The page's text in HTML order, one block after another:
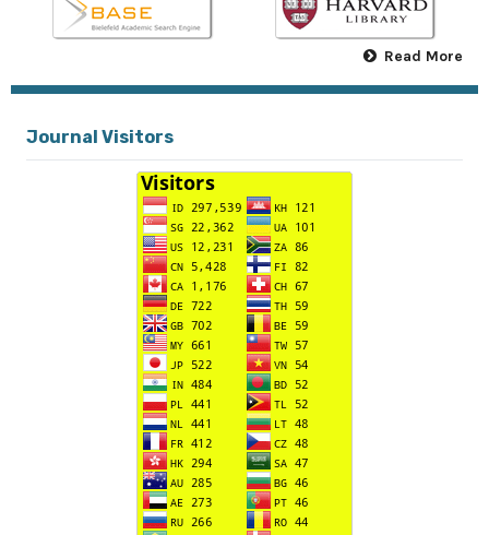
Read More
Journal Visitors